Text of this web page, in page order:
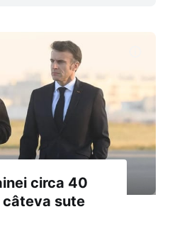
circa 40
câteva sute